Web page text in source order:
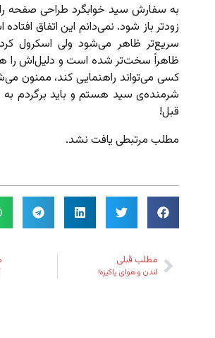
به سفارش سید خوابگرد طراحی صفحه را
زودتر باز شود. نمی‌دانم این اتفاق
سریع‌تر ظاهر می‌شود ولی اسکرول
ظاهراً سخت‌تر شده است و دلیل‌‌اش را
کسی می‌تواند راهنمایی کند، ممنون
شرمنده‌ی سید هستم و باید برگردم
قبل!
مطلب مرتبطی یافت نشد.
مطلب قبلی
لندن و هوای پاکیزه!